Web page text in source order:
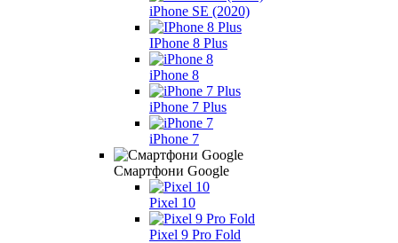
iPhone SE (2020)
IPhone 8 Plus
iPhone 8
iPhone 7 Plus
iPhone 7
Смартфони Google
Pixel 10
Pixel 9 Pro Fold